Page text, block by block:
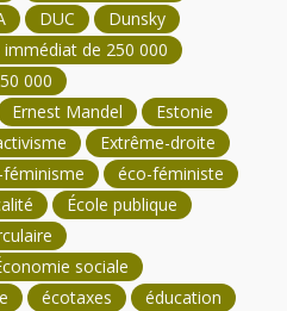
DUC
Dunsky
de 250 000
000
Ernest Mandel
Estonie
Extrême-droite
éco-féministe
École publique
sociale
écotaxes
éducation